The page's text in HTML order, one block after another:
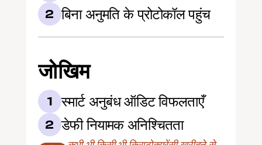
2 बिना अनुमति के प्रोटोकॉल पहुंच
जोखिम
1 स्मार्ट अनुबंध ऑडिट विफलताएँ
2 डेफी नियामक अनिश्चितता